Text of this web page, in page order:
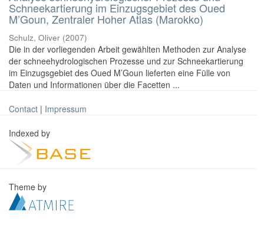
Schneekartierung im Einzugsgebiet des Oued
M’Goun, Zentraler Hoher Atlas (Marokko)
Schulz, Oliver (2007)
Die in der vorliegenden Arbeit gewählten Methoden zur Analyse
der schneehydrologischen Prozesse und zur Schneekartierung
im Einzugsgebiet des Oued M’Goun lieferten eine Fülle von
Daten und Informationen über die Facetten ...
Contact | Impressum
Indexed by
Theme by